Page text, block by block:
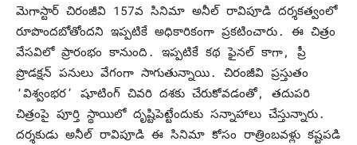
మెగాస్టార్ చిరంజీవి 157వ సినిమా అనీల్ రావిపూడి దర్శకత్వంలో
రూపొందబోతోందని ఇప్పటికే అధికారికంగా ప్రకటించారు. ఈ చిత్రం
వేసవిలో ప్రారంభం కానుంది. ఇప్పటికే కథ ఫైనల్ కాగా, ప్రీ
ప్రొడక్షన్ పనులు వేగంగా సాగుతున్నాయి. చిరంజీవి ప్రస్తుతం
‘విశ్వంభర’ షూటింగ్ చివరి దశకు చేరుకోవడంతో, తదుపరి
చిత్రంపై పూర్తి స్థాయిలో దృష్టిపెట్టేందుకు సన్నాహాలు చేస్తున్నారు.
దర్శకుడు అనీల్ రావిపూడి ఈ సినిమా కోసం రాత్రింబవళ్లు కష్టపడి